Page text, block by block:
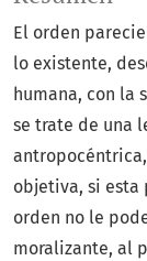
El orden
lo existente,
humana, con la
se trate de una
objetiva, si esta
orden no le
moralizante, al